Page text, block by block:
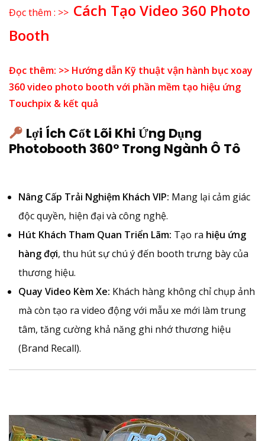
Đọc thêm : >> Cách Tạo Video 360 Photo
Booth
Đọc thêm: >> Hướng dẫn Kỹ thuật vận hành bục xoay
360 video photo booth với phần mềm tạo hiệu ứng
Touchpix & kết quả
Lợi Ích Cốt Lõi Khi Ứng Dụng
Photobooth 360° Trong Ngành Ô Tô
Nâng Cấp Trải Nghiệm Khách VIP: Mang lại cảm giác
độc quyền, hiện đại và công nghệ.
Hút Khách Tham Quan Triển Lãm: Tạo ra hiệu ứng
hàng đợi, thu hút sự chú ý đến booth trưng bày của
thương hiệu.
Quay Video Kèm Xe: Khách hàng không chỉ chụp ảnh
mà còn tạo ra video động với mẫu xe mới làm trung
tâm, tăng cường khả năng ghi nhớ thương hiệu
(Brand Recall).